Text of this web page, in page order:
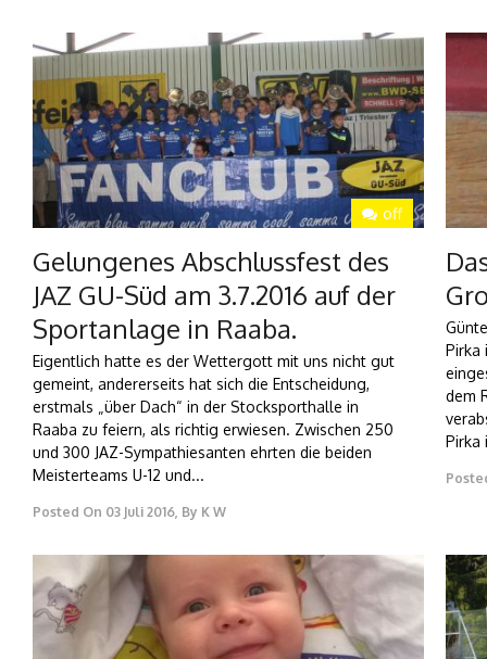
off
Gelungenes Abschlussfest des
JAZ GU-Süd am 3.7.2016 auf der
Sportanlage in Raaba.
Eigentlich hatte es der Wettergott mit uns nicht gut
gemeint, andererseits hat sich die Entscheidung,
erstmals „über Dach“ in der Stocksporthalle in
Raaba zu feiern, als richtig erwiesen. Zwischen 250
und 300 JAZ-Sympathiesanten ehrten die beiden
Meisterteams U-12 und...
Posted On 03 Juli 2016, By K W
Pirka
dem
Pirka